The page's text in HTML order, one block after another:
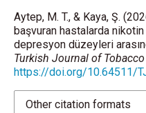
Aytep, M. T., & Kaya, Ş.
başvuran hastalarda nikotin
depresyon düzeyleri
Turkish Journal of
https://doi.org/10.64511/
Other citation formats